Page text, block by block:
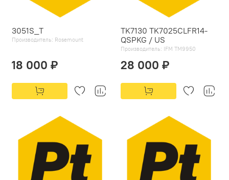
3051S_Т
Производитель: Rosemount
18 000 ₽
TK7130 TK7025CLFR14-
QSPKG / US
Производитель: IFM TM9950
28 000 ₽